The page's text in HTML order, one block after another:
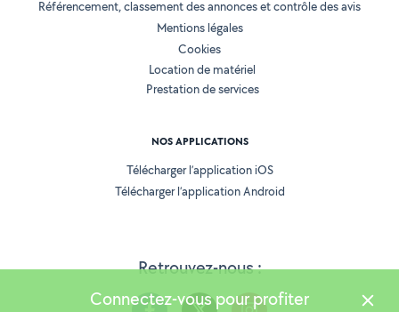
Retrouvez-nous :
Référencement, classement des annonces et contrôle des avis
Mentions légales
Cookies
Location de matériel
Prestation de services
NOS APPLICATIONS
Télécharger l’application iOS
Télécharger l’application Android
Connectez-vous pour profiter